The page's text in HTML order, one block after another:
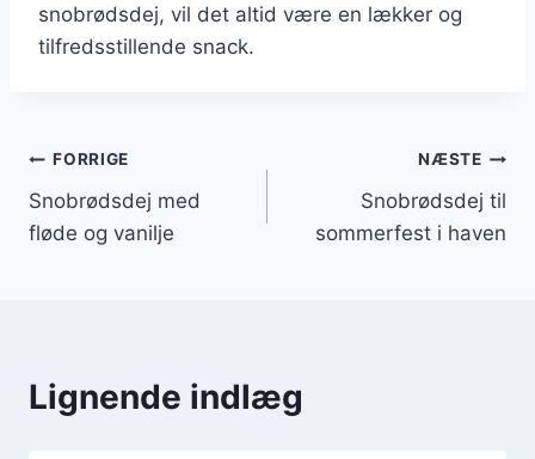
snobrødsdej, vil det altid være en lækker og
tilfredsstillende snack.
Indlægsnavigation
FORRIGE
Snobrødsdej med
fløde og vanilje
NÆSTE
Snobrødsdej til
sommerfest i haven
Lignende indlæg